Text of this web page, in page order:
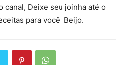
canal, Deixe seu joinha até o
para você. Beijo.